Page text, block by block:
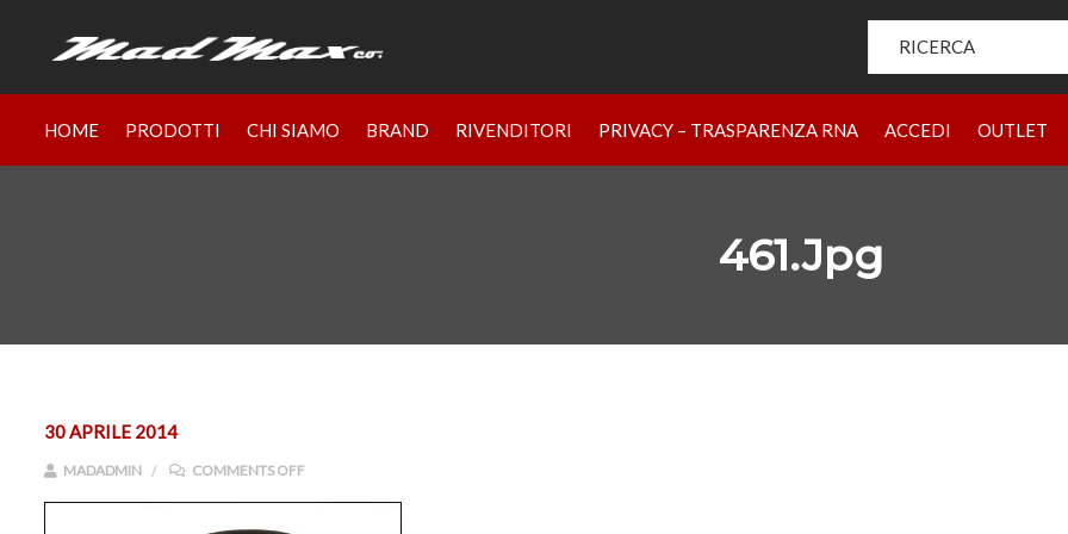
HOME PRODOTTI CHI SIAMO BRAND RIVENDITORI PRIVACY – TRASPARENZA RNA ACCEDI OUTLET
HOME PRODOTTI CHI SIAMO BRAND
461.jpg
30 APRILE 2014
MADADMIN COMMENTS OFFON 461.JPG